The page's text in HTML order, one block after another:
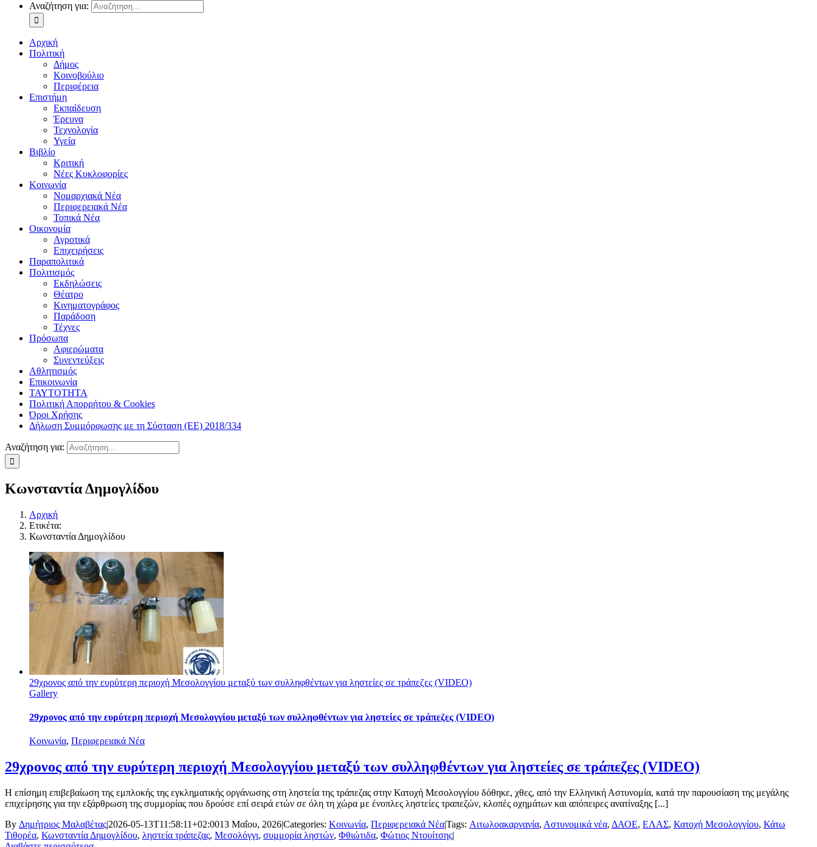
Αναζήτηση για:
Αρχική
Πολιτική
Δήμος
Κοινοβούλιο
Περιφέρεια
Επιστήμη
Εκπαίδευση
Έρευνα
Τεχνολογία
Υγεία
Βιβλίο
Κριτική
Νέες Κυκλοφορίες
Κοινωνία
Νομαρχιακά Νέα
Περιφερειακά Νέα
Τοπικά Νέα
Οικονομία
Αγροτικά
Επιχειρήσεις
Παραπολιτικά
Πολιτισμός
Εκδηλώσεις
Θέατρο
Κινηματογράφος
Παράδοση
Τέχνες
Πρόσωπα
Αφιερώματα
Συνεντεύξεις
Αθλητισμός
Επικοινωνία
ΤΑΥΤΟΤΗΤΑ
Πολιτική Απορρήτου & Cookies
Όροι Χρήσης
Δήλωση Συμμόρφωσης με τη Σύσταση (ΕΕ) 2018/334
Αναζήτηση για:
Κωνσταντία Δημογλίδου
Αρχική
Ετικέτα:
Κωνσταντία Δημογλίδου
29χρονος από την ευρύτερη περιοχή Μεσολογγίου μεταξύ των συλληφθέντων για ληστείες σε τράπεζες (VIDEO)
Gallery
29χρονος από την ευρύτερη περιοχή Μεσολογγίου μεταξύ των συλληφθέντων για ληστείες σε τράπεζες (VIDEO)
Κοινωνία, Περιφερειακά Νέα
29χρονος από την ευρύτερη περιοχή Μεσολογγίου μεταξύ των συλληφθέντων για ληστείες σε τράπεζες (VIDEO)
Η επίσημη επιβεβαίωση της εμπλοκής της εγκληματικής οργάνωσης στη ληστεία της τράπεζας στην Κατοχή Μεσολογγίου δόθηκε, χθες, από την Ελληνική Αστυνομία, κατά την παρουσίαση της μεγάλης
επιχείρησης για την εξάρθρωση της συμμορίας που δρούσε επί σειρά ετών σε όλη τη χώρα με ένοπλες ληστείες τραπεζών, κλοπές οχημάτων και απόπειρες ανατίναξης [...]
By Δημήτριος Μαλαβέτας|2026-05-13T11:58:11+02:0013 Μαΐου, 2026|Categories: Κοινωνία, Περιφερειακά Νέα|Tags: Αιτωλοακαρνανία, Αστυνομικά νέα, ΔΑΟΕ, ΕΛΑΣ, Κατοχή Μεσολογγίου, Κάτω
Τιθορέα, Κωνσταντία Δημογλίδου, ληστεία τράπεζας, Μεσολόγγι, συμμορία ληστών, Φθιώτιδα, Φώτιος Ντουίτσης|